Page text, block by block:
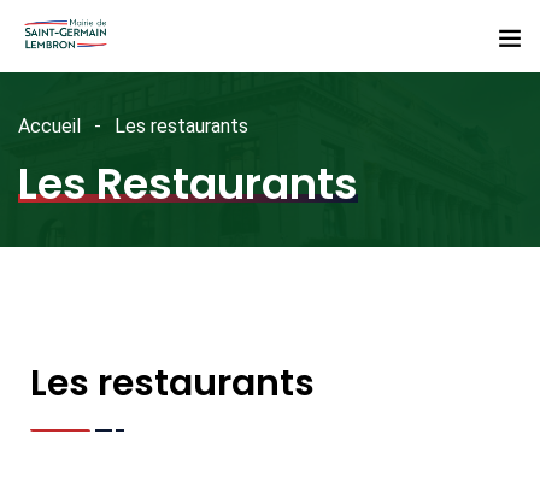
Accueil Les restaurants
Les Restaurants
Les restaurants